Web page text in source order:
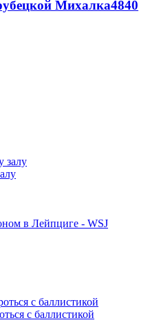
Михалка4840
в Лейпциге - WSJ
с баллистикой